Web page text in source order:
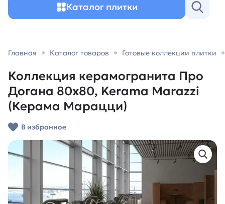
Каталог плитки
Главная Каталог товаров Готовые коллекции плитки
Коллекция керамогранита Про
Догана 80х80, Kerama Marazzi
(Керама Марацци)
В избранное